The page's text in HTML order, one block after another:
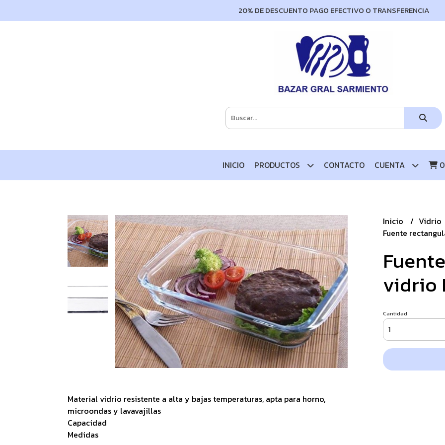
20% DE DESCUENTO PAGO EFECTIVO O TRANSFERENCIA
INICIO PRODUCTOS CONTACTO CUENTA 0
Material vidrio resistente a alta y bajas temperaturas, apta para horno,
microondas y lavavajillas
Capacidad
Medidas
Inicio Vidrio
Fuente
vidrio
Cantidad